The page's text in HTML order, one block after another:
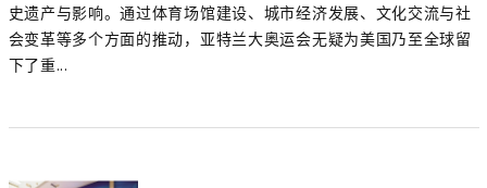
史遗产与影响。通过体育场馆建设、城市经济发展、文化交流与社
会变革等多个方面的推动，亚特兰大奥运会无疑为美国乃至全球留
下了重...